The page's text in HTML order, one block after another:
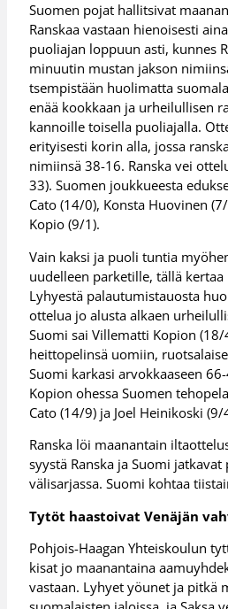
Suomen pojat hallitsivat
Ranskaa vastaan hienoisesti
puoliajan loppuun asti, kunnes
minuutin mustan jakson
tsempistään huolimatta
enää kookkaan ja urheilullisen
kannoille toisella puoliajalla.
erityisesti korin alla, jossa
nimiinsä 38-16. Ranska vei
33). Suomen joukkueesta
Cato (14/0), Konsta Huovinen
Kopio (9/1).
Vain kaksi ja puoli tuntia
uudelleen parketille, tällä kertaa
Lyhyestä palautumistauosta
ottelua jo alusta alkaen
Suomi sai Villematti Kopion
heittopelinsä uomiin,
Suomi karkasi arvokkaaseen
Kopion ohessa Suomen
Cato (14/9) ja Joel Heinikoski (9/
Ranska löi maanantain
syystä Ranska ja Suomi
välisarjassa. Suomi kohtaa
Tytöt haastoivat Venäjän
Pohjois-Haagan Yhteiskoulun
kisat jo maanantaina
vastaan. Lyhyet yöunet ja pitkä